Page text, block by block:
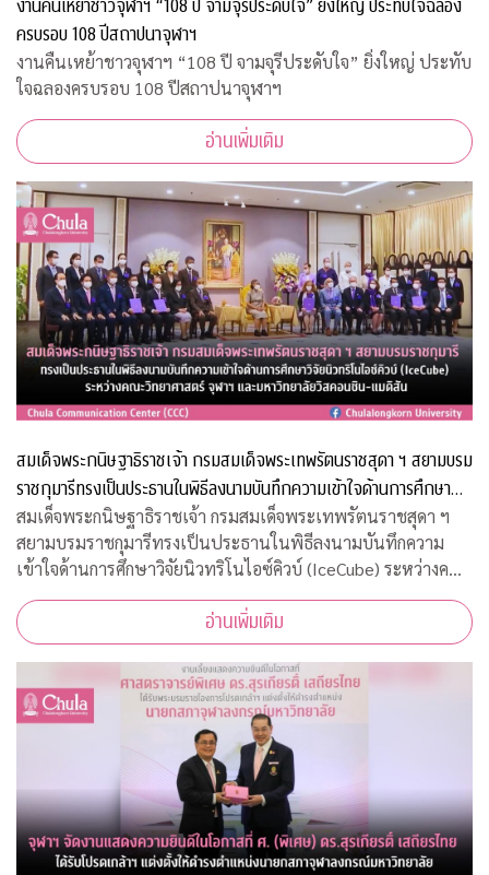
งานคืนเหย้าชาวจุฬาฯ “108 ปี จามจุรีประดับใจ” ยิ่งใหญ่ ประทับใจฉลอง
ครบรอบ 108 ปีสถาปนาจุฬาฯ
งานคืนเหย้าชาวจุฬาฯ “108 ปี จามจุรีประดับใจ” ยิ่งใหญ่ ประทับ
ใจฉลองครบรอบ 108 ปีสถาปนาจุฬาฯ
อ่านเพิ่มเติม
สมเด็จพระกนิษฐาธิราชเจ้า กรมสมเด็จพระเทพรัตนราชสุดา ฯ สยามบรม
ราชกุมารีทรงเป็นประธานในพิธีลงนามบันทึกความเข้าใจด้านการศึกษา
วิจัยนิวทริโนไอซ์คิวบ์ (IceCube) ระหว่างคณะวิทยาศาสตร์ จุฬาฯ และ
มหาวิทยาลัยวิสคอนซิน-แมดิสัน
สมเด็จพระกนิษฐาธิราชเจ้า กรมสมเด็จพระเทพรัตนราชสุดา ฯ
สยามบรมราชกุมารีทรงเป็นประธานในพิธีลงนามบันทึกความ
เข้าใจด้านการศึกษาวิจัยนิวทริโนไอซ์คิวบ์ (IceCube) ระหว่างคณะ
วิทยาศาสตร์ จุฬาฯ และมหาวิทยาลัยวิสคอนซิน-แมดิสัน
อ่านเพิ่มเติม